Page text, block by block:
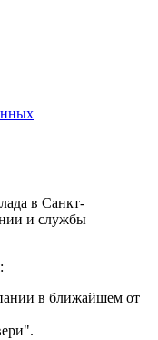
в Санкт-
и службы
в ближайшем от